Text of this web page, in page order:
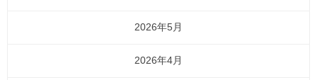
2026年5月
2026年4月